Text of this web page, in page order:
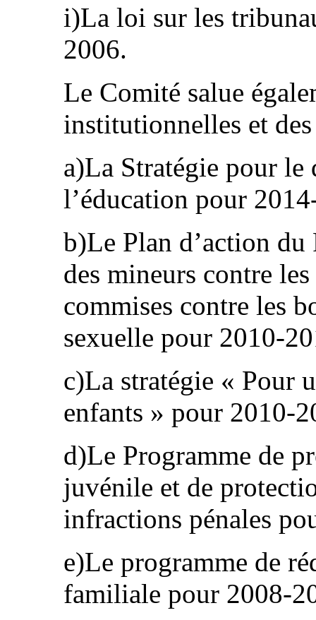
i)La loi sur les
2006.
Le Comité salue
institutionnelles et
a)La Stratégie pour le
l’éducation pour
b)Le Plan d’action
des mineurs contre
commises contre les
sexuelle pour
c)La stratégie « Pour
enfants » pour 2010-
d)Le Programme de
juvénile et de
infractions pénales
e)Le programme de
familiale pour 2008-